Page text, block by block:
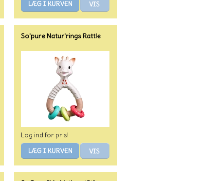
So'pure Natur'rings Rattle
Log ind for pris!